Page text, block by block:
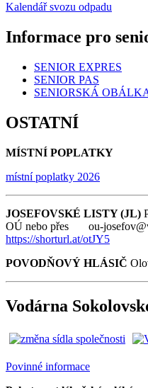
Kalendář svozu odpadu
Informace pro
SENIOR EXPRES
SENIOR PAS
SENIORSKÁ
OSTATNÍ
MÍSTNÍ POPLATKY
místní poplatky 2026
JOSEFOVSKÉ LISTY (JL)
OÚ nebo přes ou-
https://shorturl.at/otJY5
POVODŇOVÝ HLÁSIČ
Vodárna
Povinné informace